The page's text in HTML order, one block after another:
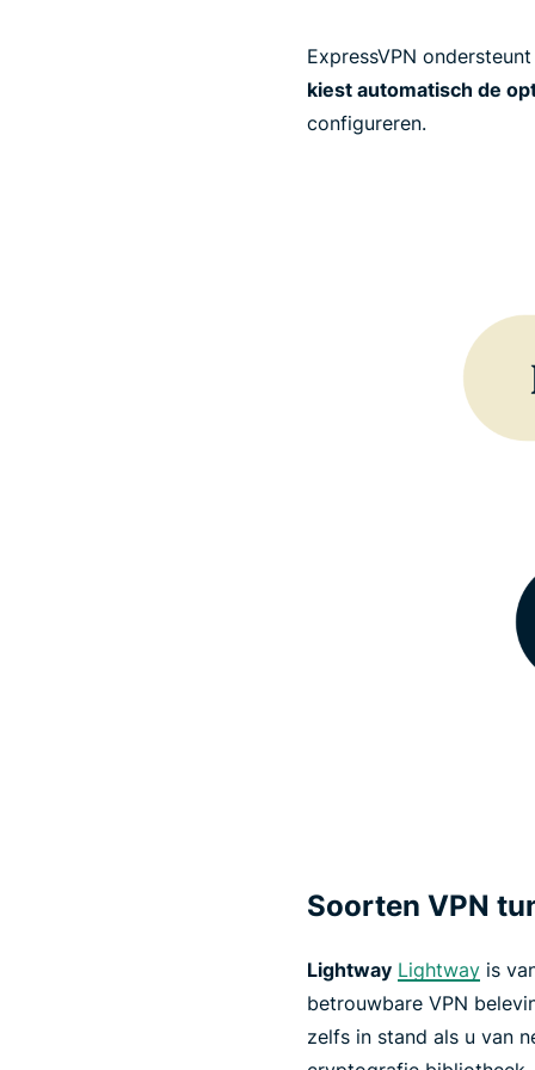
ExpressVPN
kiest automatisch de
configureren.
Soorten VPN
Lightway Lightway is
betrouwbare VPN
zelfs in stand als u van